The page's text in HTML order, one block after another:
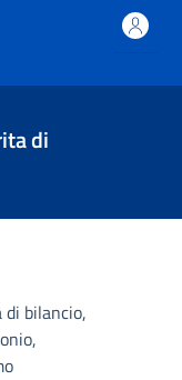
di
di bilancio,